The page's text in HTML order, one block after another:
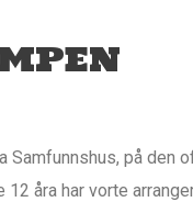
på den
åra har vorte